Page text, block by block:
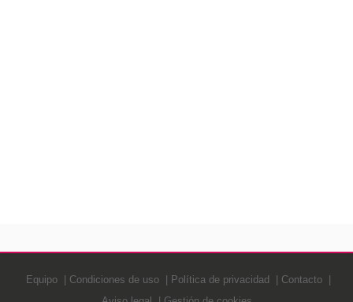
Equipo Condiciones de uso Política de privacidad
Contacto